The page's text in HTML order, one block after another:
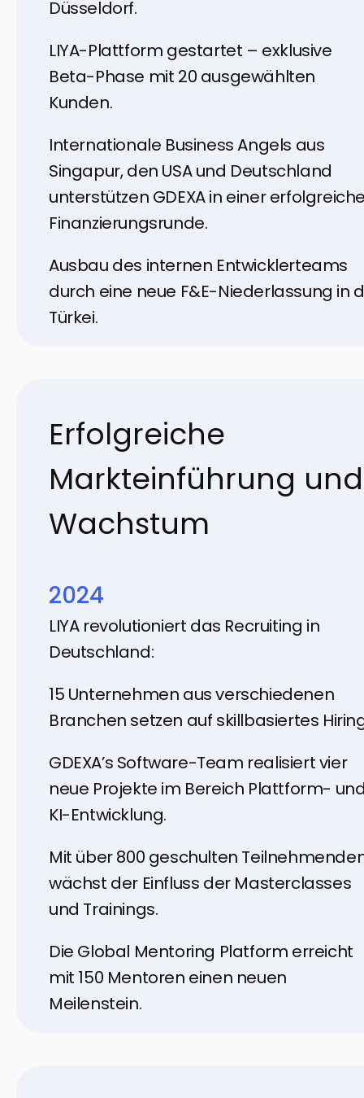
Düsseldorf.
LIYA-Plattform gestartet – exklusive
Beta-Phase mit 20 ausgewählten
Kunden.
Internationale Business Angels aus
Singapur, den USA und Deutschland
unterstützen GDEXA in einer
Finanzierungsrunde.
Ausbau des internen Entwicklerteams
durch eine neue F&E-Niederlassung in
Türkei.
Erfolgreiche
Markteinführung und
Wachstum
2024
LIYA revolutioniert das Recruiting in
Deutschland:
15 Unternehmen aus verschiedenen
Branchen setzen auf skillbasiertes
GDEXA’s Software-Team realisiert vier
neue Projekte im Bereich Plattform-
KI-Entwicklung.
Mit über 800 geschulten
wächst der Einfluss der Masterclasses
und Trainings.
Die Global Mentoring Platform erreicht
mit 150 Mentoren einen neuen
Meilenstein.